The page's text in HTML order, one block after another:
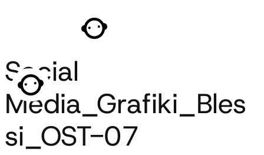
Social
Media_Grafiki_Bles
si_OST-07